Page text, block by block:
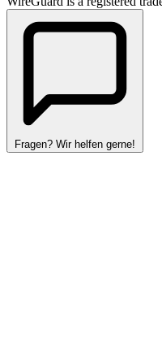
Fragen? Wir helfen gerne!